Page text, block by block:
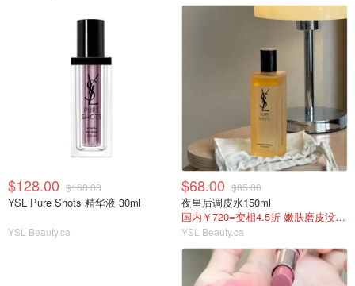
$128.00 $160.00
YSL Pure Shots 精华液 30ml
YSL Beauty.ca
$68.00 $85.00
夜皇后调皮水150ml
国内￥720=变相4.5折 嫩肤磨皮没对手!
YSL Beauty.ca